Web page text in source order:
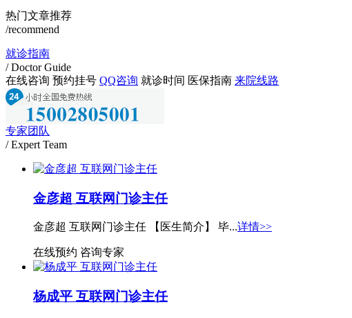
热门文章推荐
/recommend
就诊指南
/ Doctor Guide
在线咨询 预约挂号 QQ咨询 就诊时间 医保指南 来院线路
专家团队
/ Expert Team
金彦超 互联网门诊主任
金彦超 互联网门诊主任 【医生简介】 毕...详情>>
在线预约 咨询专家
杨成平 互联网门诊主任